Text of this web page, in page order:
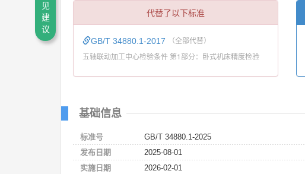
代替了以下标准
GB/T 34880.1-2017 （全部代替）
五轴联动加工中心检验条件 第1部分：卧式机床精度检验
基础信息
标准号
GB/T 34880.1-2025
发布日期
2025-08-01
实施日期
2026-02-01
见
建
议